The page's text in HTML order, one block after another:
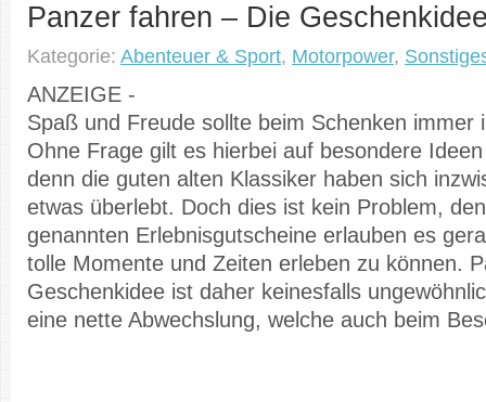
Panzer fahren – Die
Kategorie: Abenteuer & Sport, Motorpower,
ANZEIGE -
Spaß und Freude sollte beim Schenken immer
Ohne Frage gilt es hierbei auf besondere
denn die guten alten Klassiker haben sich
etwas überlebt. Doch dies ist kein Problem,
genannten Erlebnisgutscheine erlauben es
tolle Momente und Zeiten erleben zu können.
Geschenkidee ist daher keinesfalls
eine nette Abwechslung, welche auch beim